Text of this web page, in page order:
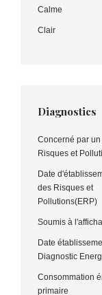
Calme
Clair
Diagnostics
Concerné par un
Risques et
Date
des Risques et
Pollutions(ERP)
Soumis à
Date
Diagnostic
Consommation
primaire